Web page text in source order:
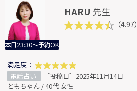
本日23:30～予約OK
HARU 先生
（4.97）
満足度：
電話占い
［投稿日］2025年11月14日
ともちゃん / 40代 女性